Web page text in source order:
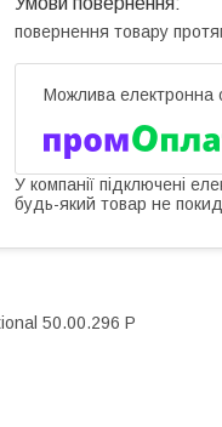
повернення товару
У компанії підключені
будь-який товар не
50.00.296 P